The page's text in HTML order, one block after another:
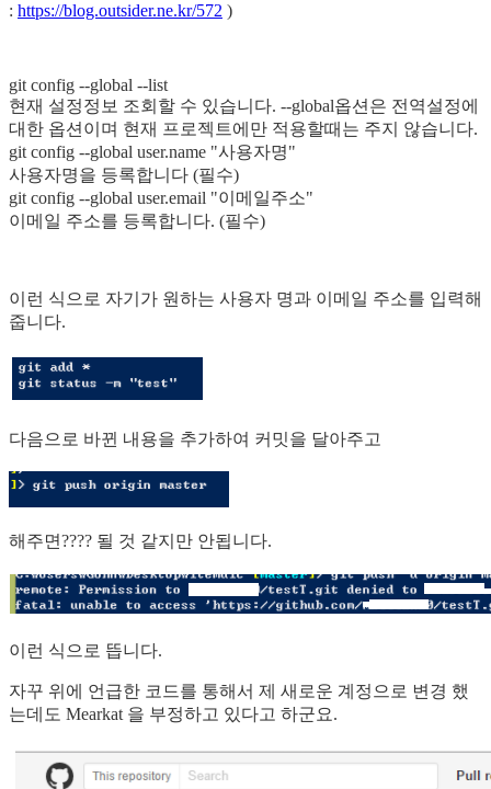
: https://blog.outsider.ne.kr/572 )
git config --global --list
현재 설정정보 조회할 수 있습니다. --global옵션은 전역설정에
대한 옵션이며 현재 프로젝트에만 적용할때는 주지 않습니다.
git config --global user.name "사용자명"
사용자명을 등록합니다 (필수)
git config --global user.email "이메일주소"
이메일 주소를 등록합니다. (필수)
이런 식으로 자기가 원하는 사용자 명과 이메일 주소를 입력해
줍니다.
다음으로 바뀐 내용을 추가하여 커밋을 달아주고
해주면???? 될 것 같지만 안됩니다.
이런 식으로 뜹니다.
자꾸 위에 언급한 코드를 통해서 제 새로운 계정으로 변경 했
는데도 Mearkat 을 부정하고 있다고 하군요.